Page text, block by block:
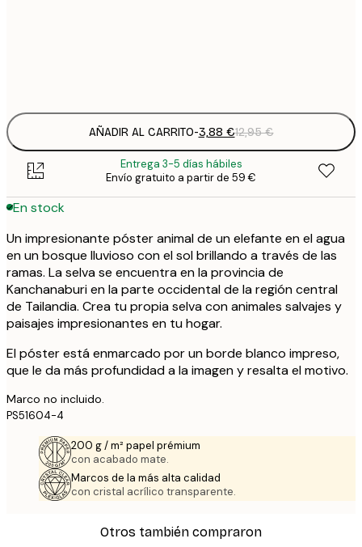
AÑADIR AL CARRITO-3,88 €12,95 €
Entrega 3-5 días hábiles
Envío gratuito a partir de 59 €
En stock
Un impresionante póster animal de un elefante en el agua
en un bosque lluvioso con el sol brillando a través de las
ramas. La selva se encuentra en la provincia de
Kanchanaburi en la parte occidental de la región central
de Tailandia. Crea tu propia selva con animales salvajes y
paisajes impresionantes en tu hogar.
El póster está enmarcado por un borde blanco impreso,
que le da más profundidad a la imagen y resalta el motivo.
Marco no incluido.
PS51604-4
200 g / m² papel prémium
con acabado mate.
Marcos de la más alta calidad
con cristal acrílico transparente.
Otros también compraron